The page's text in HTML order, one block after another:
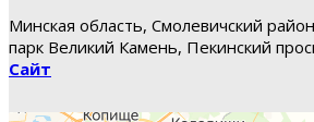
Минская область, Смолевичский
парк Великий Камень, Пекинский
Сайт